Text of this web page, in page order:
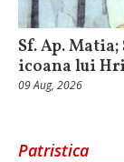
Sf. Ap.
icoana lui
09 Aug, 2026
Patristica